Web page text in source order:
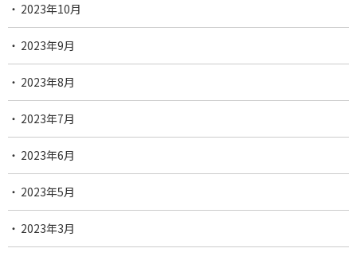
2023年10月
2023年9月
2023年8月
2023年7月
2023年6月
2023年5月
2023年3月